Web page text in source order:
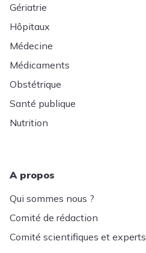
Gériatrie
Hôpitaux
Médecine
Médicaments
Obstétrique
Santé publique
Nutrition
A propos
Qui sommes nous ?
Comité de rédaction
Comité scientifiques et experts